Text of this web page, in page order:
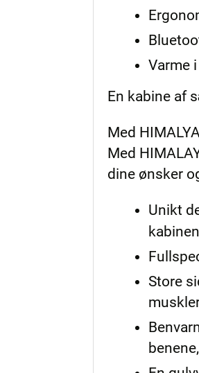
Varme
En kabine af
Med
Med
dine ønsker
Unikt
Store